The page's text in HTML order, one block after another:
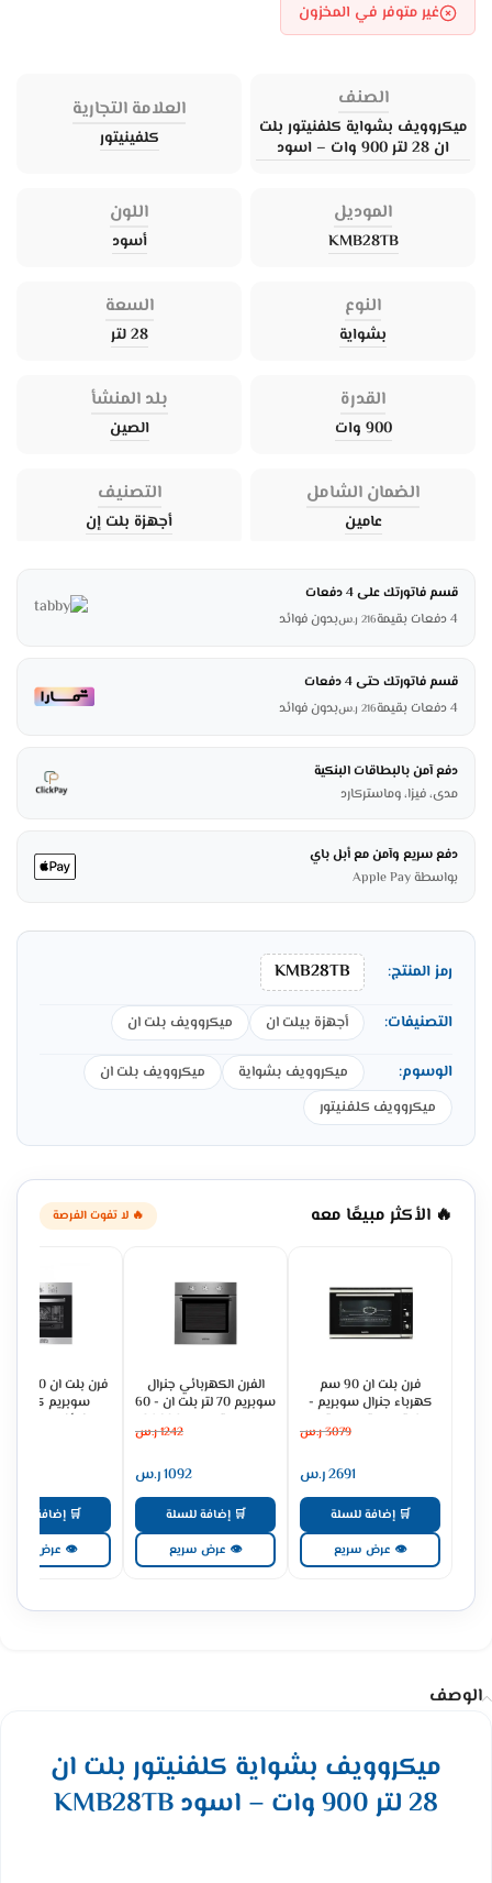
غير متوفر في المخزون
الصنف
ميكروويف بشواية كلفنيتور بلت
ان 28 لتر 900 وات – اسود
العلامة التجارية
كلفينيتور
الموديل
KMB28TB
اللون
أسود
النوع
بشواية
السعة
28 لتر
القدرة
900 وات
بلد المنشأ
الصين
الضمان الشامل
عامين
التصنيف
أجهزة بلت إن
قسم فاتورتك على 4 دفعات
4 دفعات بقيمة
216 ر.سبدون فوائد
قسم فاتورتك حتى 4 دفعات
4 دفعات بقيمة
216 ر.سبدون فوائد
دفع آمن بالبطاقات البنكية
مدى، فيزا، وماستركارد
دفع سريع وآمن مع أبل باي
بواسطة Apple Pay
رمز المنتج: KMB28TB
التصنيفات: أجهزة بيلت ان ميكروويف بلت ان
الوسوم: ميكروويف بشواية
ميكروويف بلت ان
ميكروويف كلفنيتور
🔥 الأكثر مبيعًا معه 🔥 لا تفوت الفرصة
فرن بلت ان 90 سم
كهرباء جنرال سوبريم -
93 لتر ديجيتال - ستيل
GS90OEX
3079ر.س
2691ر.س
🛒 إضافة للسلة
👁 عرض سريع
الفرن الكهربائي جنرال
سوبريم 70 لتر بلت ان - 60
سم - ستيل GS60OMX
1242ر.س
1092ر.س
🛒 إضافة للسلة
👁 عرض سريع
🛒 إضافة للسلة
👁 عرض سريع
الوصف
ميكروويف بشواية كلفنيتور بلت ان
28 لتر 900 وات – اسود KMB28TB